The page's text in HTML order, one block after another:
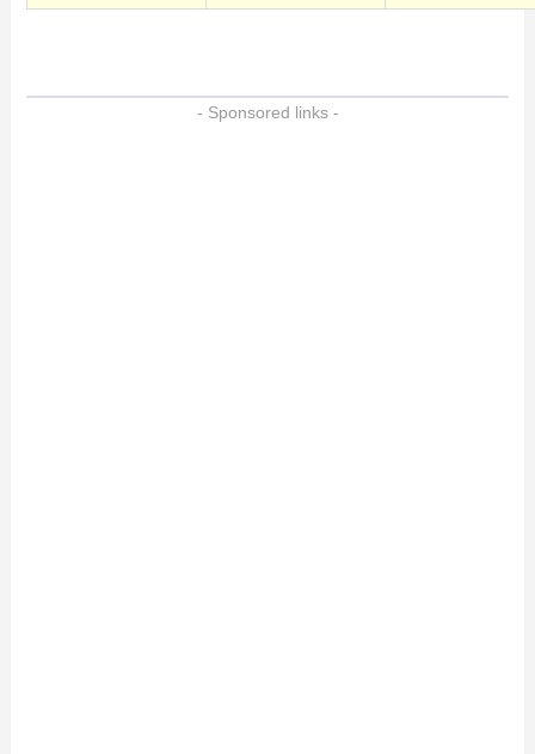
- Sponsored links -